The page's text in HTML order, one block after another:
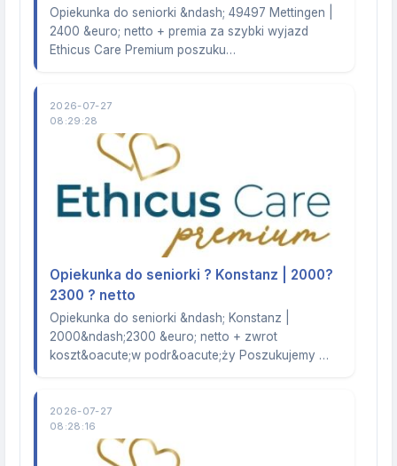
Opiekunka do seniorki &ndash; 49497 Mettingen |
2400 &euro; netto + premia za szybki wyjazd
Ethicus Care Premium poszuku…
2026-07-27
08:29:28
Opiekunka do seniorki ? Konstanz | 2000?
2300 ? netto
Opiekunka do seniorki &ndash; Konstanz |
2000&ndash;2300 &euro; netto + zwrot
koszt&oacute;w podr&oacute;ży Poszukujemy …
2026-07-27
08:28:16